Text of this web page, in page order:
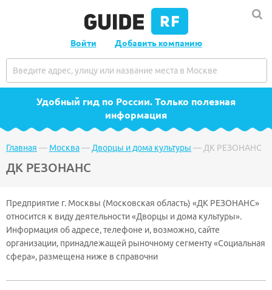
Войти Добавить компанию
Удобный гид по России. Только полезная
информация
Главная — Москва— Дворцы и дома культуры — ДК РЕЗОНАНС
ДК РЕЗОНАНС
Предприятие г. Москвы (Московская область) «ДК РЕЗОНАНС»
относится к виду деятельности «Дворцы и дома культуры».
Информация об адресе, телефоне и, возможно, сайте
организации, принадлежащей рыночному сегменту «Социальная
сфера», размещена ниже в справочни